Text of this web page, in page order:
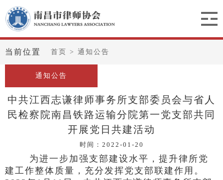
当前位置 首页 > 通知公告
通知公告
中共江西志谦律师事务所支部委员会与省人
民检察院南昌铁路运输分院第一党支部共同
开展党日共建活动
时间：2022-01-20
为进一步加强支部建设水平，提升律所党
建工作整体质量，充分发挥党支部联建作用。